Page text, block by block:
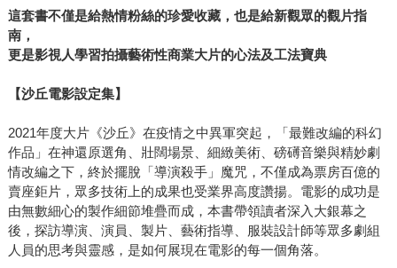
這套書不僅是給熱情粉絲的珍愛收藏，也是給新觀眾的觀片指
南，
更是影視人學習拍攝藝術性商業大片的心法及工法寶典
【沙丘電影設定集】
2021年度大片《沙丘》在疫情之中異軍突起，「最難改編的科幻
作品」在神還原選角、壯闊場景、細緻美術、磅礡音樂與精妙劇
情改編之下，終於擺脫「導演殺手」魔咒，不僅成為票房百億的
賣座鉅片，眾多技術上的成果也受業界高度讚揚。電影的成功是
由無數細心的製作細節堆疊而成，本書帶領讀者深入大銀幕之
後，探訪導演、演員、製片、藝術指導、服裝設計師等眾多劇組
人員的思考與靈感，是如何展現在電影的每一個角落。